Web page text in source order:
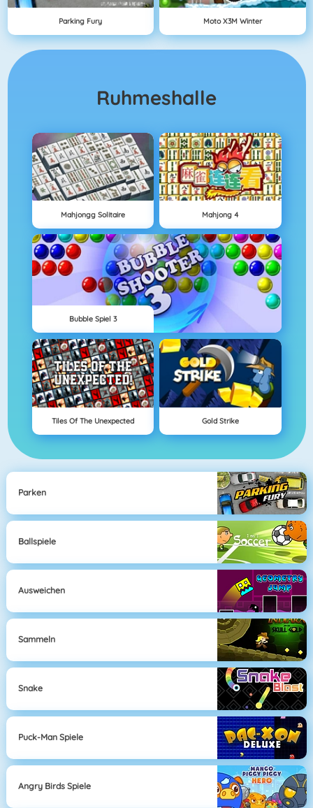
Parking Fury Moto X3M Winter
Ruhmeshalle
Mahjongg Solitaire Mahjong 4
Bubble Spiel 3
Tiles Of The Unexpected Gold Strike
Parken
Ballspiele
Ausweichen
Sammeln
Snake
Puck-Man Spiele
Angry Birds Spiele